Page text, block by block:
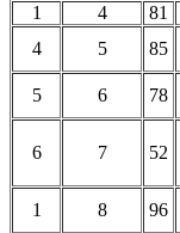
1
4 81
4
5 85
5 6 78
6 7 52
1
8 96